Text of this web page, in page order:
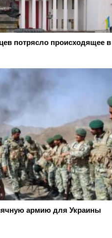
потрясло происходящее в
армию для Украины